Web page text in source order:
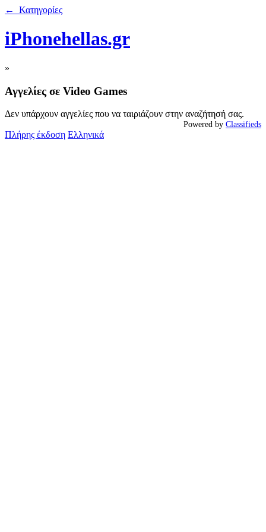
← Κατηγορίες
iPhonehellas.gr
»
Αγγελίες σε Video Games
Δεν υπάρχουν αγγελίες που να ταιριάζουν στην αναζήτησή σας.
Powered by Classifieds
Πλήρης έκδοση Ελληνικά